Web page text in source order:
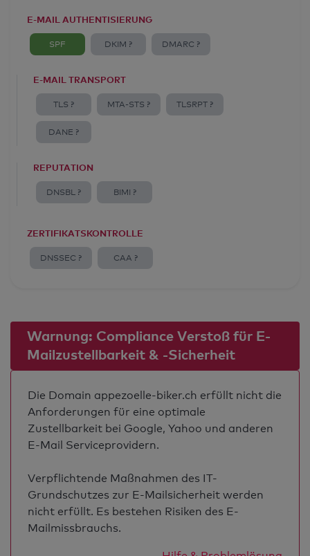
E-MAIL AUTHENTISIERUNG
SPF DKIM ? DMARC ?
E-MAIL TRANSPORT
TLS ? MTA-STS ? TLSRPT ?
DANE ?
REPUTATION
DNSBL ? BIMI ?
ZERTIFIKATSKONTROLLE
DNSSEC ? CAA ?
Warnung: Compliance Verstoß für E-
Mailzustellbarkeit & -Sicherheit
Die Domain appezoelle-biker.ch erfüllt nicht die
Anforderungen für eine optimale
Zustellbarkeit bei Google, Yahoo und anderen
E-Mail Serviceprovidern.
Verpflichtende Maßnahmen des IT-
Grundschutzes zur E-Mailsicherheit werden
nicht erfüllt. Es bestehen Risiken des E-
Mailmissbrauchs.